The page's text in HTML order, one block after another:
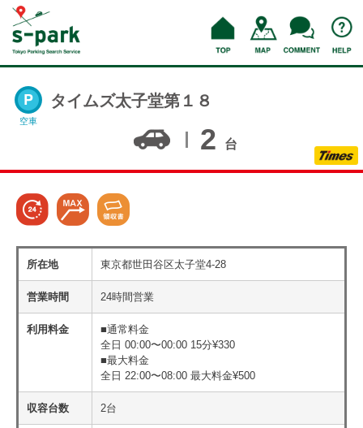
空車
タイムズ太子堂第１８
2 台
所在地 東京都世田谷区太子堂4-28
営業時間 24時間営業
利用料金
■通常料金
全日 00:00〜00:00 15分¥330
■最大料金
全日 22:00〜08:00 最大料金¥500
収容台数 2台